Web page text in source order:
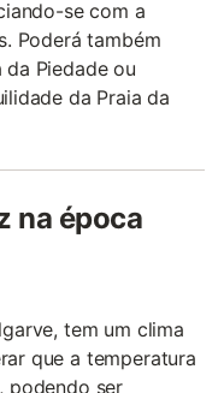
se com a
Poderá também
Piedade ou
da Praia da
na época
tem um clima
que a temperatura
podendo ser